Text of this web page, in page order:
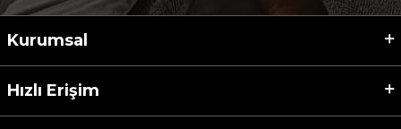
Kurumsal
Hızlı Erişim